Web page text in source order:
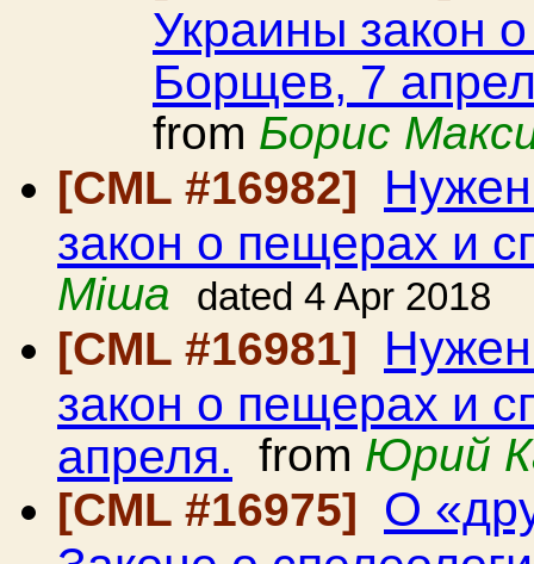
Украины закон
Борщев, 7
from Борис
[CML #16982]
закон о пещерах и
Міша
dated 4 Apr 2018
[CML #16981]
закон о пещерах и
апреля. from Юрий
[CML #16975]
О